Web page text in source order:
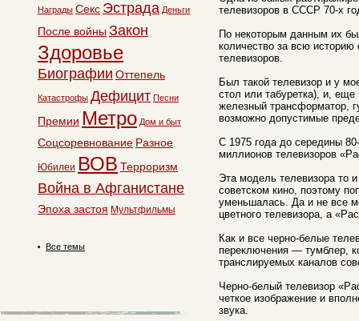
телевизоров в СССР 70-х
По некоторым данным их
количество за всю историю
телевизоров.
Был такой телевизор и у
стол или табуретка), и,
железный трансформатор,
возможно допустимые
С 1975 года до середины
миллионов телевизоров
Эта модель телевизора то
советском кино, поэтому
уменьшалась. Да и не все
цветного телевизора, а
Как и все черно-белые
переключения — тумблер,
транслируемых каналов
Черно-белый телевизор
четкое изображение и
звука.
Награды Секс Эстрада Деньги
После войны Закон
Здоровье
Биографии Оттепель
Катастрофы Дефицит Песни
Премии Метро Дом и быт
Соцсоревнование Разное
Юбилеи ВОВ Терроризм
Война в Афганистане
Эпоха застоя Мультфильмы
Все темы